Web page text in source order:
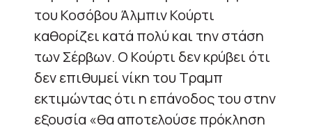
του Κοσόβου Άλμπιν Κούρτι
καθορίζει κατά πολύ και την στάση
των Σέρβων. Ο Κούρτι δεν κρύβει ότι
δεν επιθυμεί νίκη του Τραμπ
εκτιμώντας ότι η επάνοδος του στην
εξουσία «θα αποτελούσε πρόκληση